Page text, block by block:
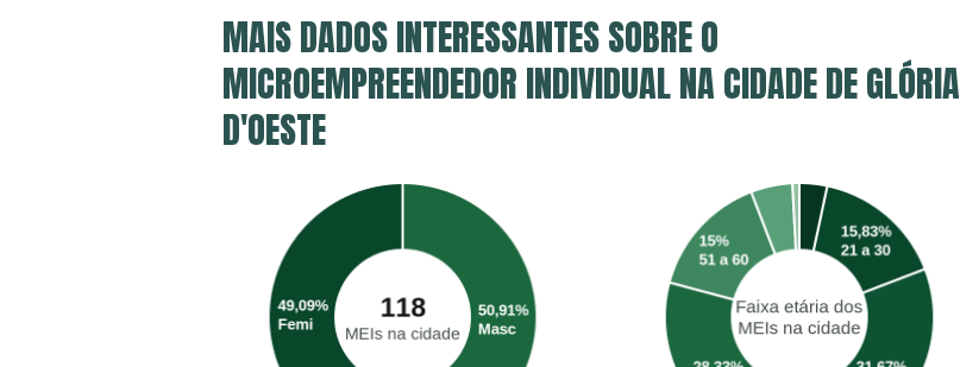
MAIS DADOS INTERESSANTES SOBRE O
MICROEMPREENDEDOR INDIVIDUAL NA CIDADE DE GLÓRIA
D'OESTE